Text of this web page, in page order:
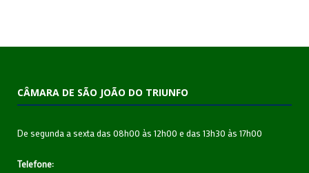
CÂMARA DE SÃO JOÃO DO TRIUNFO
De segunda a sexta das 08h00 às 12h00 e das 13h30 às 17h00
Telefone: